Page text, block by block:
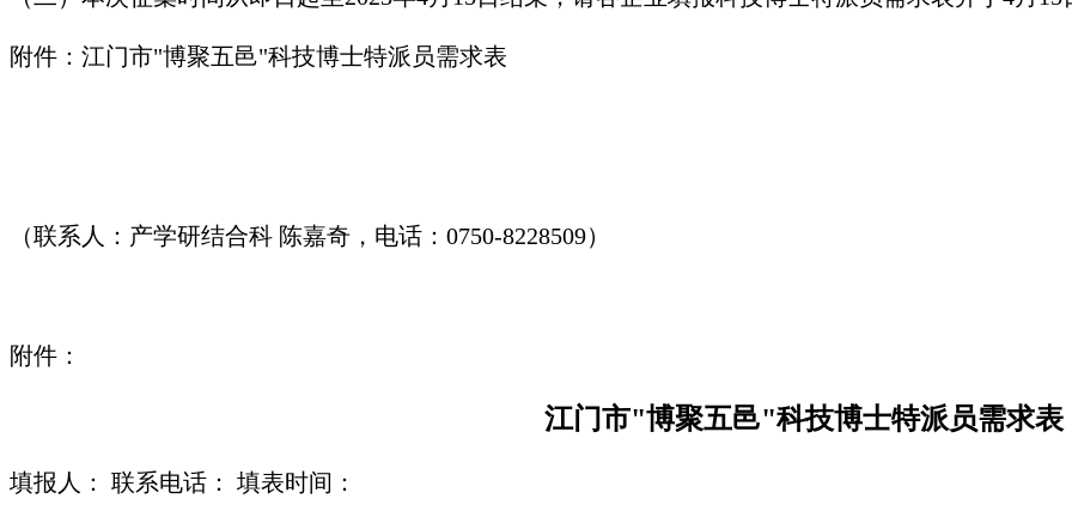
附件：江门市"博聚五邑"科技博士特派员需求表
（联系人：产学研结合科 陈嘉奇，电话：0750-8228509）
附件：
江门市"博聚五邑"科技博士特派员需求表
填报人： 联系电话： 填表时间：